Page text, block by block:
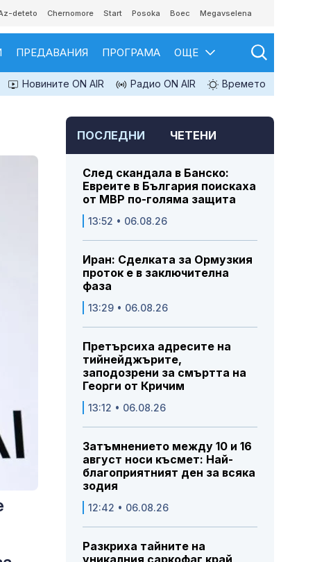
deteto Chernomore Start Posoka Boec Megavselena
ПРЕДАВАНИЯ ПРОГРАМА ОЩЕ
Новините ON AIR Радио ON AIR Времето
ПОСЛЕДНИ ЧЕТЕНИ
След скандала в Банско:
Евреите в България поискаха
от МВР по-голяма защита
13:52 • 06.08.26
Иран: Сделката за Ормузкия
проток е в заключителна
фаза
13:29 • 06.08.26
Претърсиха адресите на
тийнейджърите,
заподозрени за смъртта на
Георги от Кричим
13:12 • 06.08.26
Затъмнението между 10 и 16
август носи късмет: Най-
благоприятният ден за всяка
зодия
12:42 • 06.08.26
Разкриха тайните на